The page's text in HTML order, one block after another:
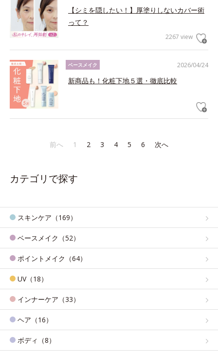
【シミを隠したい！】厚塗りしないカバー術
って？
2267 view
2026/04/24
ベースメイク
新商品も！化粧下地５選・徹底比較
前へ 1 2 3 4 5 6 次へ
カテゴリで探す
スキンケア（169）
ベースメイク（52）
ポイントメイク（64）
UV（18）
インナーケア（33）
ヘア（16）
ボディ（8）